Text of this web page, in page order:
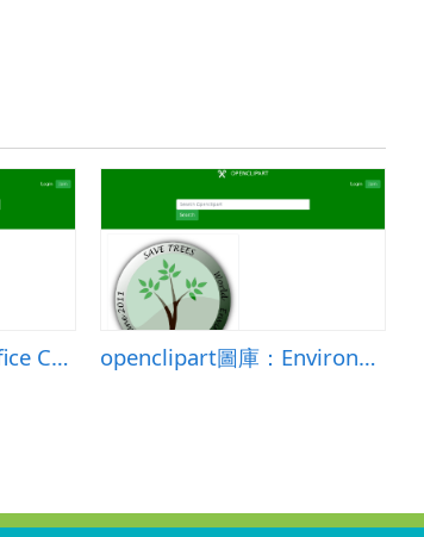
openclipart圖庫：Office Chair openclipart圖庫：Environment Day